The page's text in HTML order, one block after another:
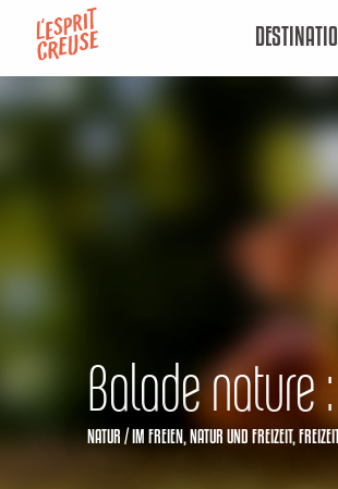
contenu
principal
Balade nature
NATUR / IM FREIEN, NATUR UND FREIZEIT,